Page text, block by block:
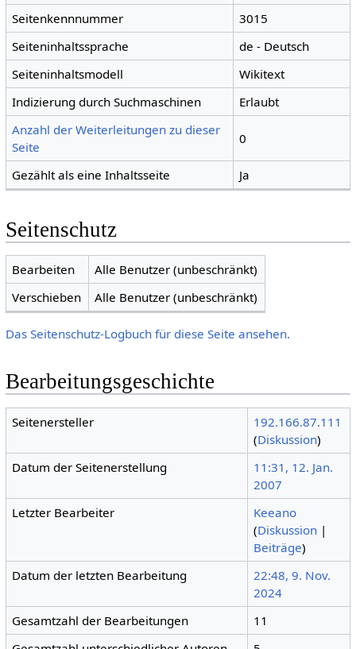
Seitenkennnummer
3015
Seiteninhaltssprache
de - Deutsch
Seiteninhaltsmodell
Wikitext
Indizierung durch Suchmaschinen
Erlaubt
Anzahl der Weiterleitungen zu dieser
Seite
0
Gezählt als eine Inhaltsseite Ja
Seitenschutz
Bearbeiten
Alle Benutzer (unbeschränkt)
Verschieben
Alle Benutzer (unbeschränkt)
Das Seitenschutz-Logbuch für diese Seite ansehen.
Bearbeitungsgeschichte
Seitenersteller
192.166.87.111
(Diskussion)
Datum der Seitenerstellung
11:31, 12. Jan.
2007
Letzter Bearbeiter
Keeano
(Diskussion |
Beiträge)
Datum der letzten Bearbeitung
22:48, 9. Nov.
2024
Gesamtzahl der Bearbeitungen
11